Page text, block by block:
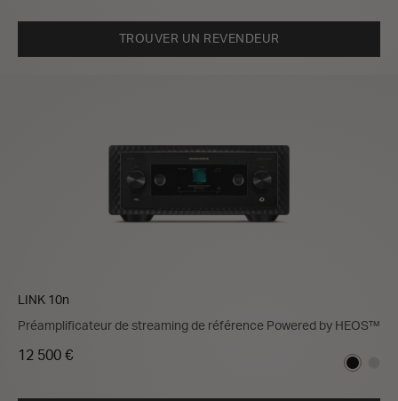
TROUVER UN REVENDEUR
LINK 10n
Préamplificateur de streaming de référence Powered by HEOS™
12 500 €